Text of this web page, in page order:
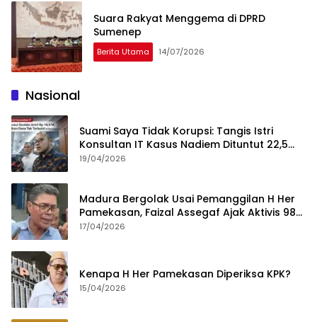
Suara Rakyat Menggema di DPRD
Sumenep
Berita Utama 14/07/2026
Nasional
Suami Saya Tidak Korupsi: Tangis Istri
Konsultan IT Kasus Nadiem Dituntut 22,5
Tahun
19/04/2026
Madura Bergolak Usai Pemanggilan H Her
Pamekasan, Faizal Assegaf Ajak Aktivis 98
Bongkar Permainan KPK
17/04/2026
Kenapa H Her Pamekasan Diperiksa KPK?
15/04/2026